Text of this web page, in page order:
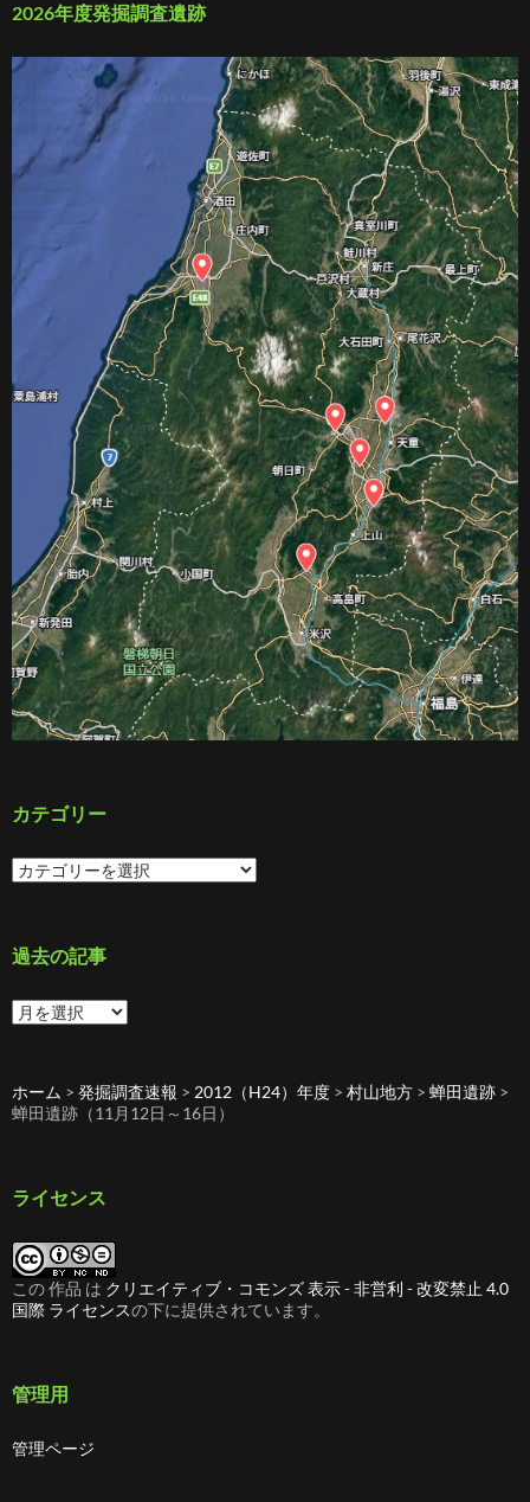
2026年度発掘調査遺跡
カテゴリー
カ
テ
ー
過去の記事
過
去
事
ホーム > 発掘調査速報 > 2012（H24）年度 > 村山地方 > 蝉田遺跡 >
蝉田遺跡（11月12日～16日）
ライセンス
この 作品 は クリエイティブ・コモンズ 表示 - 非営利 - 改変禁止 4.0
国際 ライセンスの下に提供されています。
管理用
管理ページ